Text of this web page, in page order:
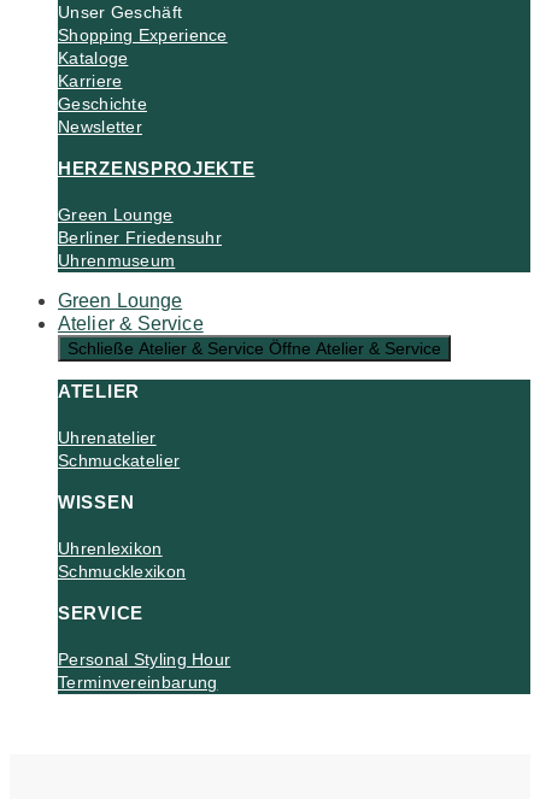
Unser Geschäft
Shopping Experience
Kataloge
Karriere
Geschichte
Newsletter
HERZENSPROJEKTE
Green Lounge
Berliner Friedensuhr
Uhrenmuseum
Green Lounge
Atelier & Service
Schließe Atelier & Service Öffne Atelier & Service
ATELIER
Uhrenatelier
Schmuckatelier
WISSEN
Uhrenlexikon
Schmucklexikon
SERVICE
Personal Styling Hour
Terminvereinbarung